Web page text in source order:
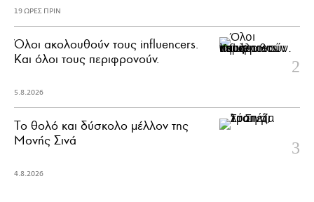
19 ΩΡΕΣ ΠΡΙΝ
Όλοι ακολουθούν τους influencers.
Και όλοι τους περιφρονούν.
5.8.2026
Το θολό και δύσκολο μέλλον της
Μονής Σινά
4.8.2026